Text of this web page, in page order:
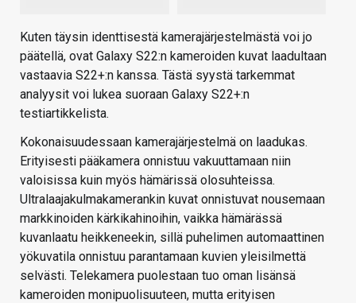
Kuten täysin identtisestä kamerajärjestelmästä voi jo
päätellä, ovat Galaxy S22:n kameroiden kuvat laadultaan
vastaavia S22+:n kanssa. Tästä syystä tarkemmat
analyysit voi lukea suoraan Galaxy S22+:n
testiartikkelista.
Kokonaisuudessaan kamerajärjestelmä on laadukas.
Erityisesti pääkamera onnistuu vakuuttamaan niin
valoisissa kuin myös hämärissä olosuhteissa.
Ultralaajakulmakamerankin kuvat onnistuvat nousemaan
markkinoiden kärkikahinoihin, vaikka hämärässä
kuvanlaatu heikkeneekin, sillä puhelimen automaattinen
yökuvatila onnistuu parantamaan kuvien yleisilmettä
selvästi. Telekamera puolestaan tuo oman lisänsä
kameroiden monipuolisuuteen, mutta erityisen